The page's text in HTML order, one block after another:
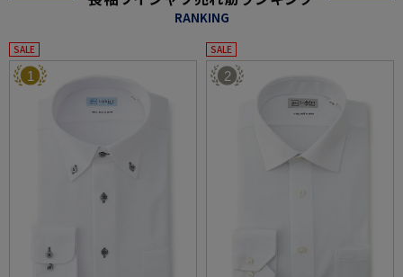
RANKING
SALE
1
SALE
2